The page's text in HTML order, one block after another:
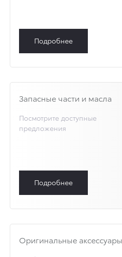
Подробнее
Запасные части и масла
Посмотрите доступные
предложения
Подробнее
Оригинальные аксессуары